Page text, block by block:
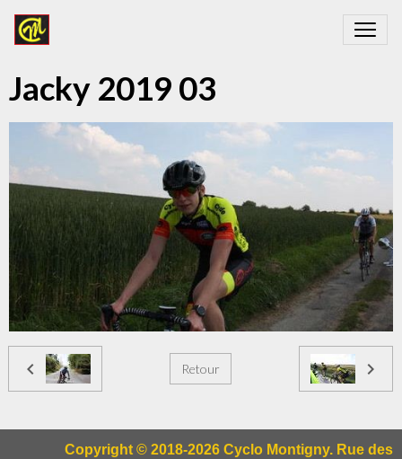
Jacky 2019 03
Retour
Copyright © 2018-2026 Cyclo Montigny. Rue des